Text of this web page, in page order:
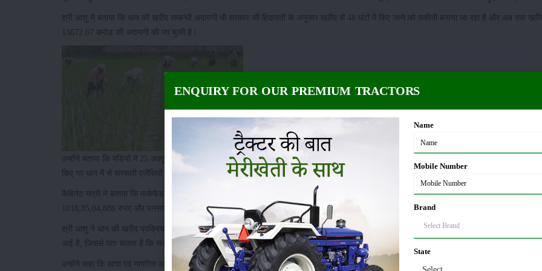
श्री आशु ने बताया कि धान की खऱीद सम्बन्धी अदायगी भी सरकार की हिदायतों के अनुसार खऱीद से 48 घंटों में किए जाने को यकीनी बनाया जा रहा है और अब तक खऱीद
13672.67 करोड़ की अदायगी की जा चुकी है।
उन्होंने बताया कि मंडियों में 25 अक्टूबर,2020 तक 1,02,49,149 मीट्रिक टन धान की आमद हुई है, जिसमें से 1,01,18,556 मीट्रिक टन धान की खऱीद की जा चुकी
किए गए धान में से सरकारी एजेंसियों द्वारा 1,00,89,533 मीट्रिक टन और मिलर्ज़ द्वारा 29,024 मीट्रिक टन खऱीद की गई है।
कैबिनेट मंत्री ने बताया कि मार्कफैड को खरीद के लिए 743,28,83,484 रुपए जारी किए गए हैं, जबकि पंजाब स्टेट वेयरहाऊसिंग कोर्पोरेशन को 261,18,55,731
1018,85,04,888 रुपए और पनसप को 436,72,94,982 रुपए जारी किए गए हैं।
श्री आशु ने धान की खऱीद प्रक्रिया के सुचारू ढंग से चलने पर ख़ुशी प्रकट करते हुए कहा कि अभी तक कहीं से भी मंडी के द्वारा कोरोना फैलने या होने सम्बन्धी रिपोर्ट
आई है, जिससे पता चलता है कि सरकार द्वारा किए गए प्रबंध सुचारू हैं।
उन्होंने कहा कि खाद्य एवं नागरिक आपूत्ति विभाग द्वारा कुछ व्यापारी किस्म के लोगों द्वारा धान की फ़सल अन्य राज्यों से लाकर पंजाब की मंडियों में बेचने के रुझान को रोकने
ENQUIRY FOR OUR PREMIUM TRACTORS
Name
Mobile Number
Brand
State